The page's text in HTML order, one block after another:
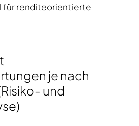
für renditeorientierte
je nach
und